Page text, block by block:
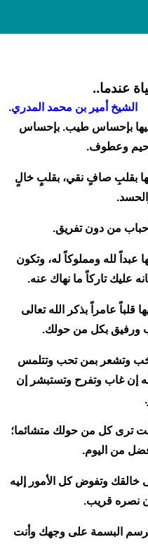
عندما..
الشيخ أمير بن محمد المدري.
فيها بإحساس طيب. بإحساس
وعطوف.
بقلبِ صافٍ نقي، بقلبٍ خالٍ
من دون تفريق.
عبداً لله ومملوكاً له، وتكون
عليك تاركاً ما نهاك عنه.
قلباً عامراً بذكر الله تعالى
ورفيق بكل من حولك.
وتشعر بمن تحب وتتلمس
إن غاب وتفرح وتستبشر إن
ترى كل من حولك متشائما؛
من اليوم.
خالقك وتفوض كل الأمور إليه
نصره قريب.
البسمة على وجهك وأنت